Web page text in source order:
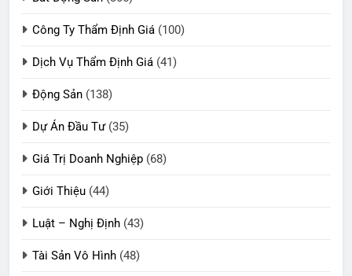
Công Ty Thẩm Định Giá (100)
Dịch Vụ Thẩm Định Giá (41)
Động Sản (138)
Dự Án Đầu Tư(35)
Giá Trị Doanh Nghiệp (68)
Giới Thiệu (44)
Luật – Nghị Định (43)
Tài Sản Vô Hình (48)